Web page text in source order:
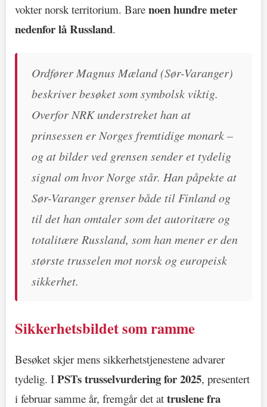
vokter norsk territorium. Bare noen hundre meter
nedenfor lå Russland.
Ordfører Magnus Mæland (Sør-Varanger)
beskriver besøket som symbolsk viktig.
Overfor NRK understreket han at
prinsessen er Norges fremtidige monark –
og at bilder ved grensen sender et tydelig
signal om hvor Norge står. Han påpekte at
Sør-Varanger grenser både til Finland og
til det han omtaler som det autoritære og
totalitære Russland, som han mener er den
største trusselen mot norsk og europeisk
sikkerhet.
Sikkerhetsbildet som ramme
Besøket skjer mens sikkerhetstjenestene advarer
tydelig. I PSTs trusselvurdering for 2025, presentert
i februar samme år, fremgår det at truslene fra